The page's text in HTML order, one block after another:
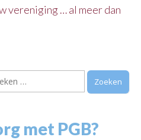
vereniging … al meer dan
met PGB?